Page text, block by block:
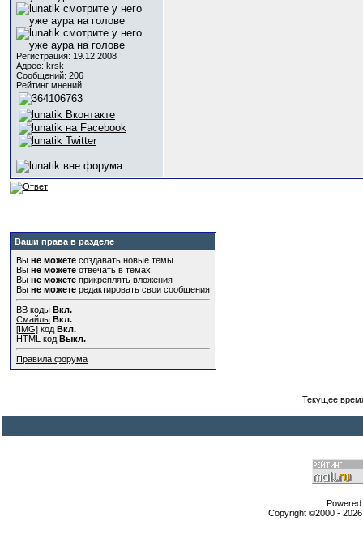
Регистрация: 19.12.2008
Адрес: krsk
Сообщений: 206
Рейтинг мнений:
Ваши права в разделе
Вы не можете создавать новые темы
Вы не можете отвечать в темах
Вы не можете прикреплять вложения
Вы не можете редактировать свои сообщения
BB коды Вкл.
Смайлы Вкл.
[IMG] код Вкл.
HTML код Выкл.
Правила форума
Текущее
Copyright ©2000 -